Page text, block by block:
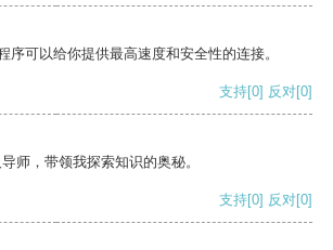
序可以给你提供最高速度和安全性的连接。
支持[0] 反对[0]
师，带领我探索知识的奥秘。
支持[0] 反对[0]